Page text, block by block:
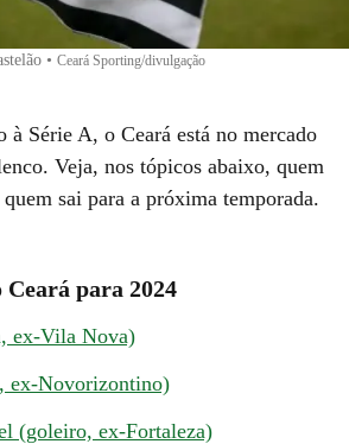
• Ceará Sporting/divulgação
à Série A, o Ceará está no mercado
Veja, nos tópicos abaixo, quem
sai para a próxima temporada.
Ceará para 2024
ex-Vila Nova)
ex-Novorizontino)
(goleiro, ex-Fortaleza)